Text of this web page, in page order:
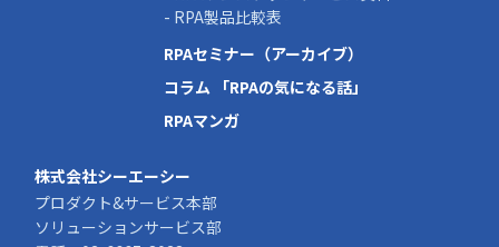
- RPA製品比較表
RPAセミナー（アーカイブ）
コラム 「RPAの気になる話」
RPAマンガ
株式会社シーエーシー
プロダクト&サービス本部
ソリューションサービス部